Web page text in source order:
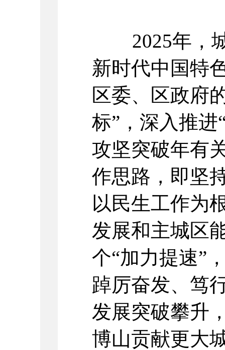
2025年，城
新时代中国特
区委、区政府
标”，深入推进
攻坚突破年有
作思路，即坚
以民生工作为
发展和主城区
个“加力提速”
踔厉奋发、笃
发展突破攀升
博山贡献更大